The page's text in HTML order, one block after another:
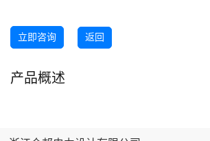
产品概述